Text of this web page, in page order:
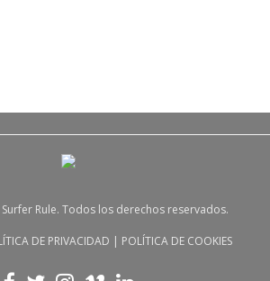
Rule. Todos los derechos reservados.
DE PRIVACIDAD | POLÍTICA DE COOKIES